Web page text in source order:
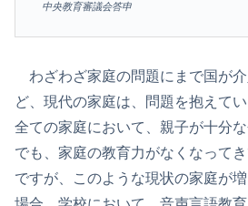
中央教育審議会答申
わざわざ家庭の問題にまで国が
ど、現代の家庭は、問題を抱えて
全ての家庭において、親子が十分
でも、家庭の教育力がなくなって
ですが、このような現状の家庭が